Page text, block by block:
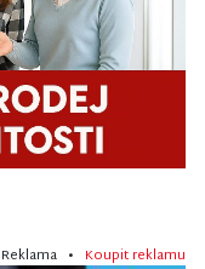
Reklama • Koupit reklamu